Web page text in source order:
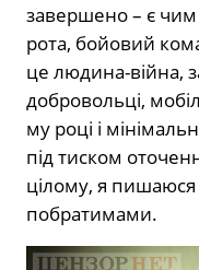
завершено – є чим
рота, бойовий
це людина-війна,
добровольці,
му році і
під тиском
цілому, я
побратимами.